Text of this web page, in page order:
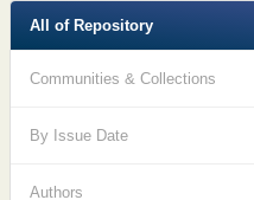
All of Repository
Communities & Collections
By Issue Date
Authors